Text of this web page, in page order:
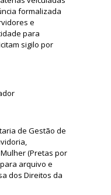
formalizada
e
para
sigilo por
de Gestão de
(Pretas por
arquivo e
dos Direitos da